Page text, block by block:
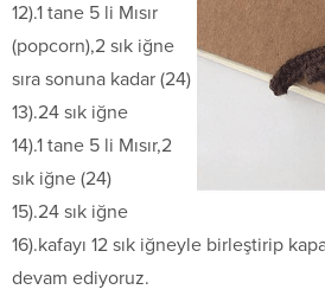
12).1 tane 5 li Mısır
(popcorn),2 sık iğne
sıra sonuna kadar (24)
13).24 sık iğne
14).1 tane 5 li Mısır,2
sık iğne (24)
15).24 sık iğne
16).kafayı 12 sık iğneyle birleştirip
devam ediyoruz.